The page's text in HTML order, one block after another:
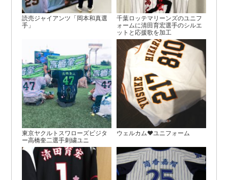
読売ジャイアンツ「岡本和真選
手」
千葉ロッテマリーンズのユニフ
ォームに清田育宏選手のシルエ
ットと応援歌を加工
東京ヤクルトスワローズビジタ
ー高橋奎二選手刺繍ユニ
ウェルカム♥ユニフォーム